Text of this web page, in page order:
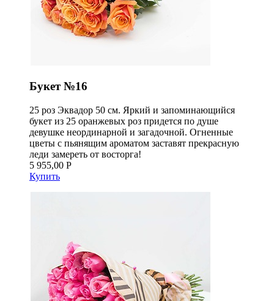
Букет №16
25 роз Эквадор 50 см. Яркий и запоминающийся
букет из 25 оранжевых роз придется по душе
девушке неординарной и загадочной. Огненные
цветы с пьянящим ароматом заставят прекрасную
леди замереть от восторга!
5 955,00 Р
Купить